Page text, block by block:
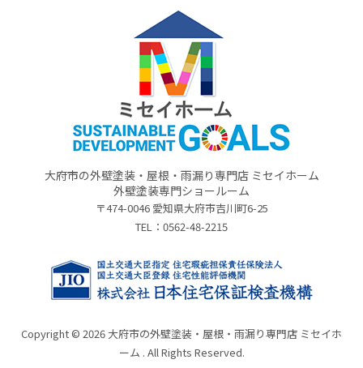
大府市の外壁塗装・屋根・雨漏り専門店 ミセイホーム
外壁塗装専門ショールーム
〒474-0046 愛知県大府市吉川町6-25
TEL： 0562-48-2215
Copyright © 2026 大府市の外壁塗装・屋根・雨漏り専門店 ミセイホ
ーム . All Rights Reserved.